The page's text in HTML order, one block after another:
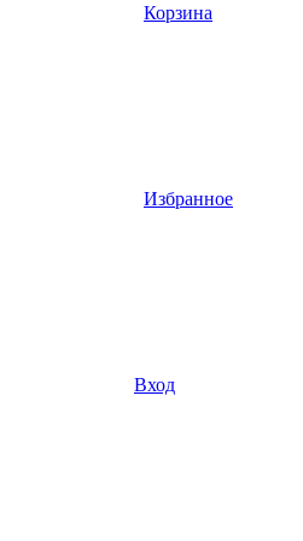
Корзина
Избранное
Вход